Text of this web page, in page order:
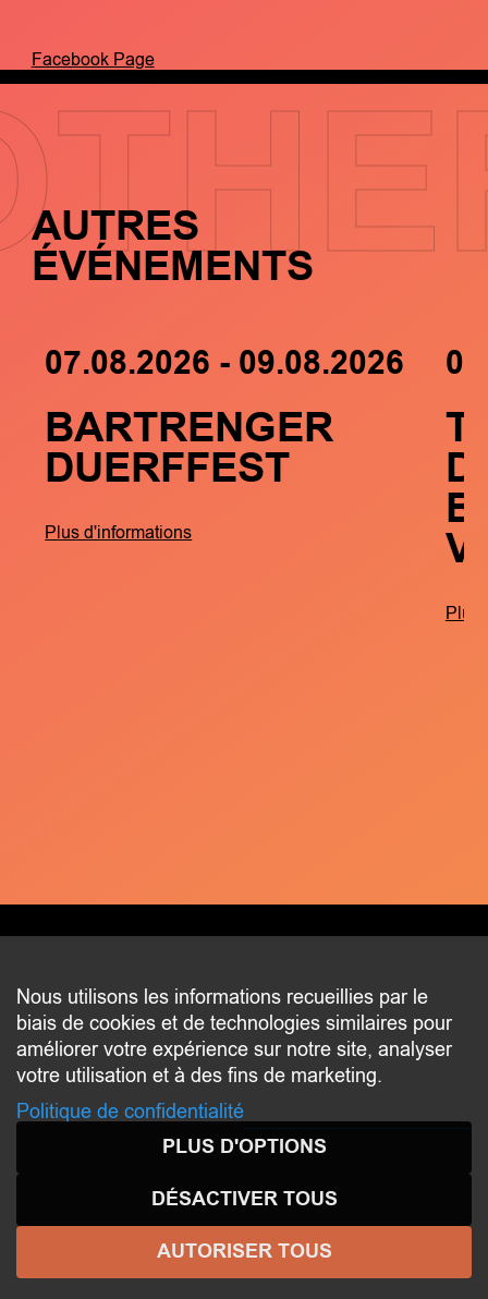
Facebook Page
AUTRES
ÉVÉNEMENTS
07.08.2026 - 09.08.2026
BARTRENGER
DUERFFEST
Plus d'informations
Plus
CONTACT
2 beim Schlass
L-8058 Bertrange
communication@bertrange.lu
© 2026 ENJOYBERTRANGE- Tous droits réservés -
Nous utilisons les informations recueillies par le
biais de cookies et de technologies similaires pour
améliorer votre expérience sur notre site, analyser
votre utilisation et à des fins de marketing.
Politique de confidentialité
PLUS D'OPTIONS
DÉSACTIVER TOUS
AUTORISER TOUS